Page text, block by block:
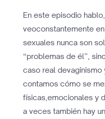
En este episodio
veoconstantemente
sexuales nunca son
“problemas de él”,
caso real devaginismo
contamos cómo se
físicas,emocionales y
a veces también hay